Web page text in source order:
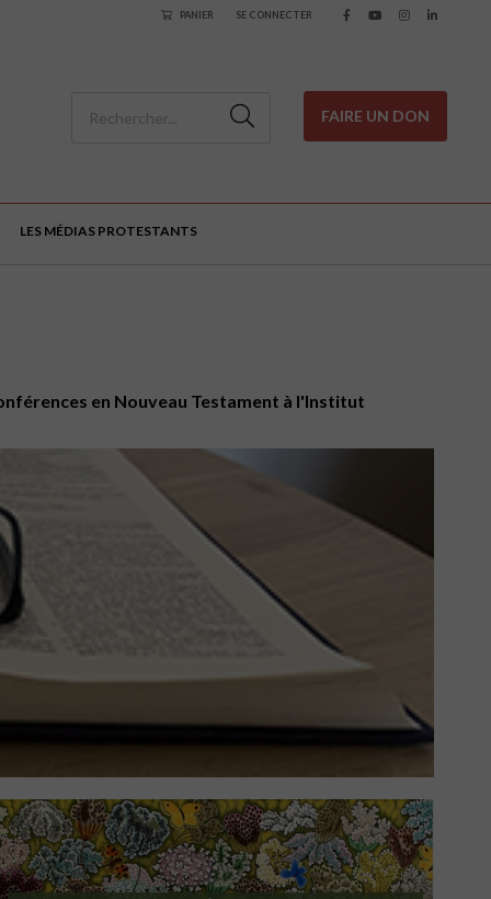
PANIER SE CONNECTER
FAIRE UN DON
LES MÉDIAS PROTESTANTS
en Nouveau Testament à l'Institut